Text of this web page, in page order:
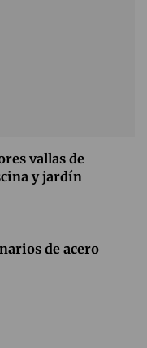
vallas de
y jardín
de acero